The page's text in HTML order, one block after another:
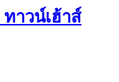
าวน์เฮ้าส์